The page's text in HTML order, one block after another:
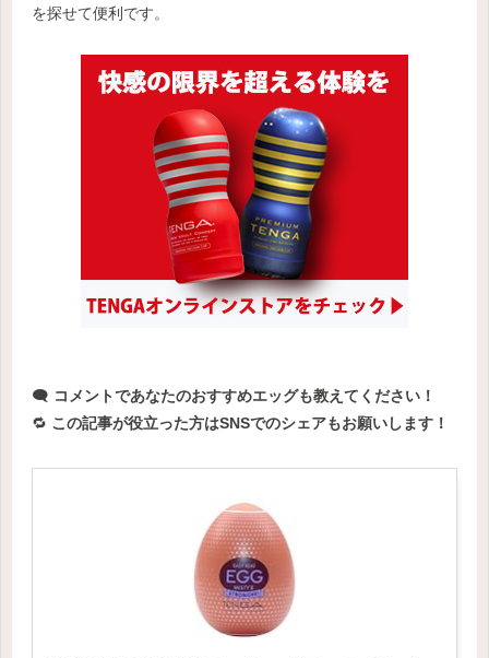
を探せて便利です。
🗨️ コメントであなたのおすすめエッグも教えてください！
🔁 この記事が役立った方はSNSでのシェアもお願いします！